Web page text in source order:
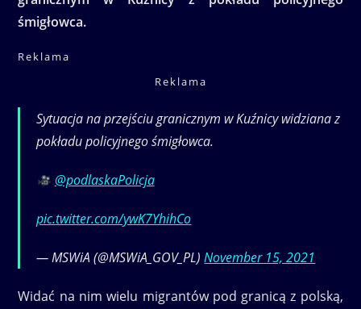
śmigłowca.
Reklama
Reklama
Sytuacja na przejściu granicznym w Kuźnicy widziana z
pokładu policyjnego śmigłowca.
@podlaskaPolicja
pic.twitter.com/ywK7YhihCo
— MSWiA (@MSWiA_GOV_PL)November 15, 2021
Widać na nim wielu migrantów pod granicą z polską,